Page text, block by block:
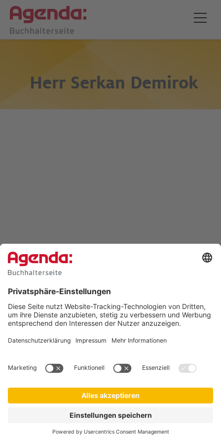
Herr Serkan Demirok